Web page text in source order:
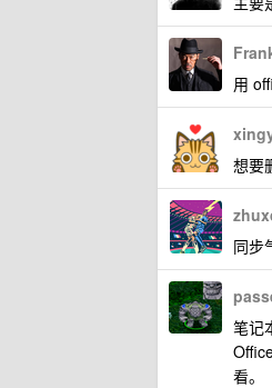
用
想要
同步
笔记
看。